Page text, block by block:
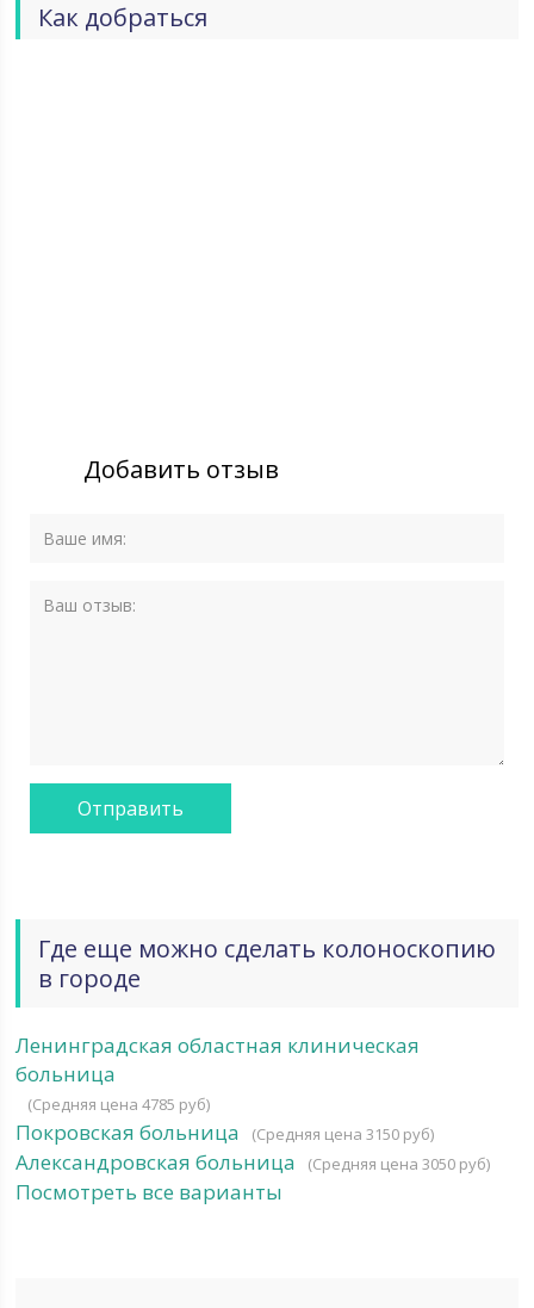
Как добраться
Добавить отзыв
Где еще можно сделать колоноскопию
в городе
Ленинградская областная клиническая
больница
(Средняя цена 4785 руб)
Покровская больница (Средняя цена 3150 руб)
Александровская больница (Средняя цена 3050 руб)
Посмотреть все варианты